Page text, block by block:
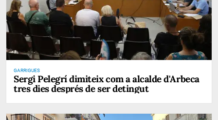
GARRIGUES
Sergi Pelegrí dimiteix com a alcalde d'Arbeca
tres dies després de ser detingut